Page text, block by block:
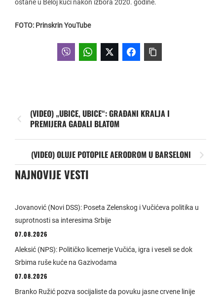
ostane u Beloj kući nakon izbora 2020. godine.
FOTO: Prinskrin YouTube
(VIDEO) „UBICE, UBICE“: GRAĐANI KRALJA I
PREMIJERA GAĐALI BLATOM
(VIDEO) OLUJE POTOPILE AERODROM U BARSELONI
NAJNOVIJE VESTI
Jovanović (Novi DSS): Poseta Zelenskog i Vučićeva politika u
suprotnosti sa interesima Srbije
07.08.2026
Aleksić (NPS): Političko licemerje Vučića, igra i veseli se dok
Srbima ruše kuće na Gazivodama
07.08.2026
Branko Ružić pozva socijaliste da povuku jasne crvene linije